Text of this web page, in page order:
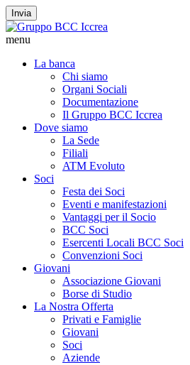
Invia
menu
La banca
Chi siamo
Organi Sociali
Documentazione
Il Gruppo BCC Iccrea
Dove siamo
La Sede
Filiali
ATM Evoluto
Soci
Festa dei Soci
Eventi e manifestazioni
Vantaggi per il Socio
BCC Soci
Esercenti Locali BCC Soci
Convenzioni Soci
Giovani
Associazione Giovani
Borse di Studio
La Nostra Offerta
Privati e Famiglie
Giovani
Soci
Aziende